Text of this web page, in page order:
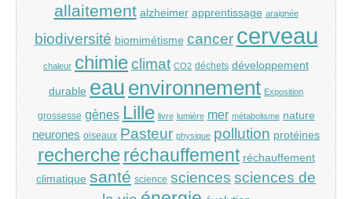
allaitement alzheimer apprentissage araignée
biodiversité biomimétisme cancer cerveau
chaleur chimieclimat CO2 déchets développement
durable eau environnement Exposition
grossesse gènes Lille livre lumière mer métabolisme nature
neurones oiseaux Pasteur physique pollution protéines
recherche réchauffement réchauffement
climatique santé science sciences sciences de